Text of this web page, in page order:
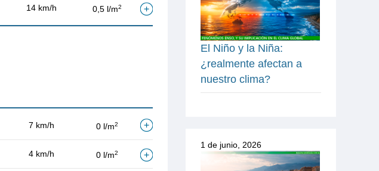
14 km/h 0,5 l/m2
7 km/h 0 l/m2
4 km/h 0 l/m2
El Niño y la Niña:
¿realmente afectan a
nuestro clima?
1 de junio, 2026